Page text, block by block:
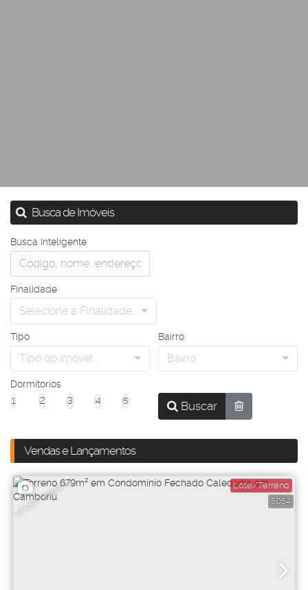
Busca de Imóveis
Busca Inteligente
Finalidade
Selecione a Finalidade...
Tipo
Tipo do imóvel...
Bairro
Bairro
Dormitórios
1 2 3 4 5 Buscar
Vendas e Lançamentos
OPORTUNIDADE 5054
Lote/Terreno